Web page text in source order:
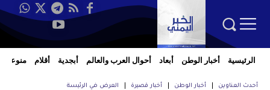
الرئيسية أخبار الوطن أبعاد أحوال العرب والعالم أبجدية أقلام منوعات
أحدث العناوين أخبار الوطن أخبار قصيرة العرض في الرئيسة